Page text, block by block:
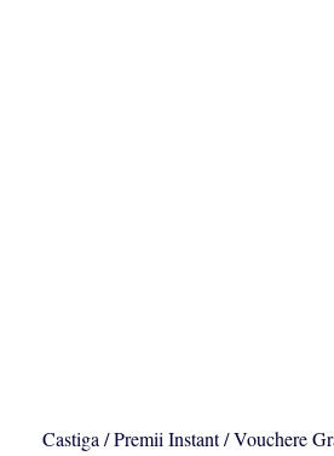
Castiga / Premii Instant / Vouchere